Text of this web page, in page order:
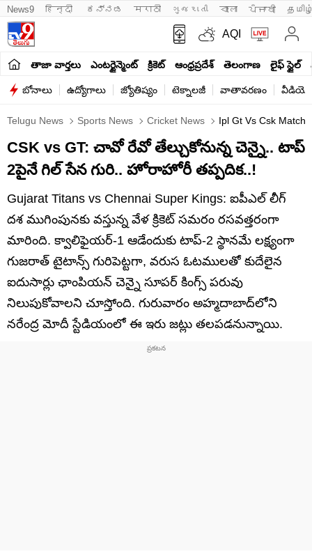
News9 हिन्दी ಕನ್ನಡ मराठी ગુજરાતી বাংলা ਪੰਜਾਬੀ
AQI
తాజా వార్తలు ఎంటర్టైన్మెంట్ క్రికెట్ ఆంధ్రప్రదేశ్ తెలంగాణ లైఫ్ స్టైల్
బోనాలు ఉద్యోగాలు జ్యోతిష్యం టెక్నాలజీ వాతావరణం
Telugu News Sports News Cricket News Ipl Gt Vs Csk Match
CSK vs GT: చావో రేవో తేల్చుకోనున్న చెన్నై.. టాప్
2పైనే గిల్ సేన గురి.. హోరాహోరీ తప్పదిక..!
Gujarat Titans vs Chennai Super Kings: ఐపీఎల్ లీగ్
దశ ముగింపునకు వస్తున్న వేళ క్రికెట్ సమరం రసవత్తరంగా
మారింది. క్వాలిఫైయర్-1 ఆడేందుకు టాప్-2 స్థానమే లక్ష్యంగా
గుజరాత్ టైటాన్స్ గురిపెట్టగా, వరుస ఓటములతో కుదేలైన
ఐదుసార్లు ఛాంపియన్ చెన్నై సూపర్ కింగ్స్ పరువు
నిలుపుకోవాలని చూస్తోంది. గురువారం అహ్మదాబాద్‌లోని
నరేంద్ర మోదీ స్టేడియంలో ఈ ఇరు జట్లు తలపడనున్నాయి.